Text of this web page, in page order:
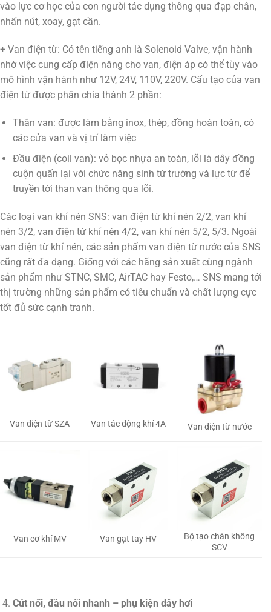
vào lực cơ học của con người tác dụng thông qua đạp chân,
nhấn nút, xoay, gạt cần.
+ Van điện từ: Có tên tiếng anh là Solenoid Valve, vận hành
nhờ việc cung cấp điện năng cho van, điện áp có thể tùy vào
mô hình vận hành như 12V, 24V, 110V, 220V. Cấu tạo của van
điện từ được phân chia thành 2 phần:
Thân van: được làm bằng inox, thép, đồng hoàn toàn, có
các cửa van và vị trí làm việc
Đầu điện (coil van): vỏ bọc nhựa an toàn, lõi là dây đồng
cuộn quấn lại với chức năng sinh từ trường và lực từ để
truyền tới than van thông qua lõi.
Các loại van khí nén SNS: van điện từ khí nén 2/2, van khí
nén 3/2, van điện từ khí nén 4/2, van khí nén 5/2, 5/3. Ngoài
van điện từ khí nén, các sản phẩm van điện từ nước của SNS
cũng rất đa dạng. Giống với các hãng sản xuất cùng ngành
sản phẩm như STNC, SMC, AirTAC hay Festo,… SNS mang tới
thị trường những sản phẩm có tiêu chuẩn và chất lượng cực
tốt đủ sức cạnh tranh.
Van điện từ SZA Van tác động khí 4A Van điện từ nước
Van cơ khí MV Van gạt tay HV
Bộ tạo chân không
SCV
Cút nối, đầu nối nhanh – phụ kiện dây hơi